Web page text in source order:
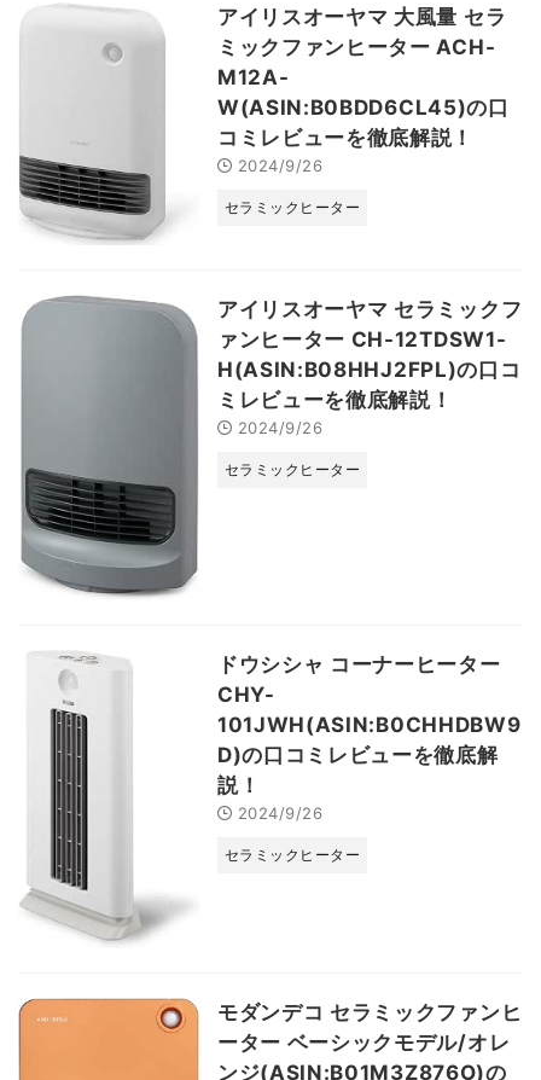
アイリスオーヤマ 大風量 セラ
ミックファンヒーター ACH-
M12A-
W(ASIN:B0BDD6CL45)の口
コミレビューを徹底解説！
2024/9/26
セラミックヒーター
アイリスオーヤマ セラミックフ
ァンヒーター CH-12TDSW1-
H(ASIN:B08HHJ2FPL)の口コ
ミレビューを徹底解説！
2024/9/26
セラミックヒーター
ドウシシャ コーナーヒーター
CHY-
101JWH(ASIN:B0CHHDBW9
D)の口コミレビューを徹底解
説！
2024/9/26
セラミックヒーター
モダンデコ セラミックファンヒ
ーター ベーシックモデル/オレ
ンジ(ASIN:B01M3Z876O)の